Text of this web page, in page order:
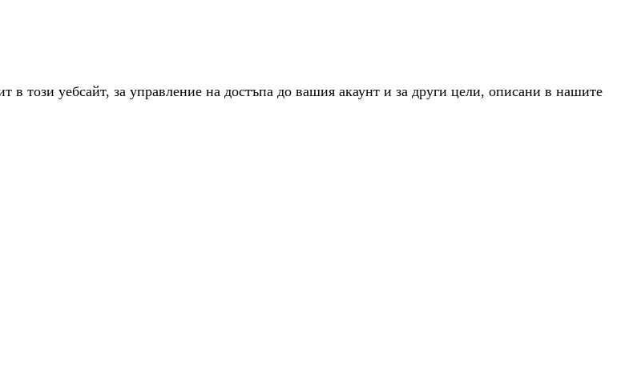
този уебсайт, за управление на достъпа до вашия акаунт и за други цели, описани в нашите